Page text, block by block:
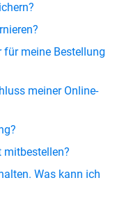
für meine Bestellung
meiner Online-
mitbestellen?
Was kann ich